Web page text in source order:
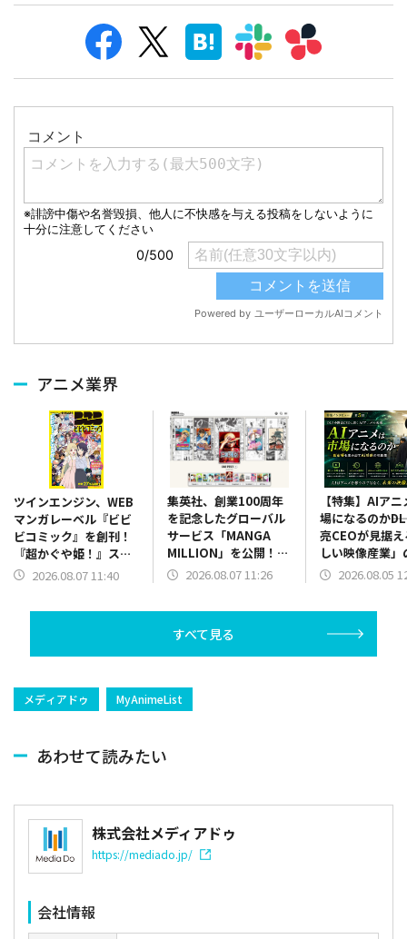
アニメ業界
ツインエンジン、WEB
マンガレーベル『ビビ
ビコミック』を創刊！
『超かぐや姫！』スピ
ンオフマンガ『超かぐ
2026.08.07 11:40
集英社、創業100周年
を記念したグローバル
サービス「MANGA
MILLION」を公開！約
400のマンガ作品を
2026.08.07 11:26
【特集】AIア
場になるのか
亮CEOが見据
しい映像産業」
2026.08.05
すべて見る
メディアドゥ MyAnimeList
あわせて読みたい
株式会社メディアドゥ
https://mediado.jp/
会社情報